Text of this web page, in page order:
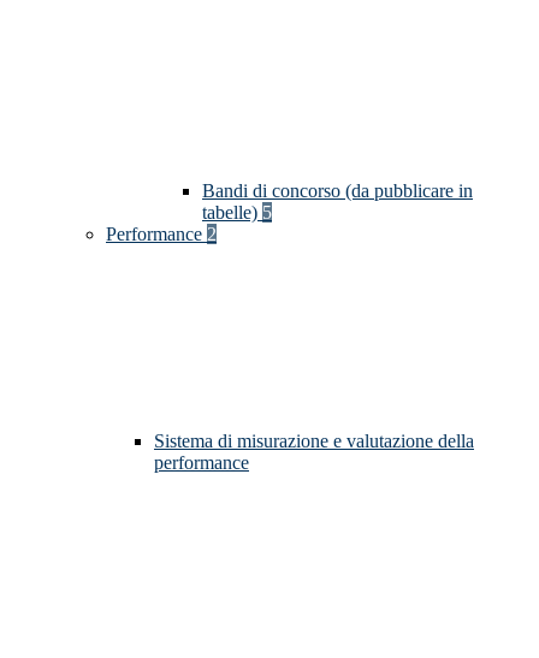
Bandi di concorso (da pubblicare in
tabelle) 5
Performance 2
Sistema di misurazione e valutazione della
performance